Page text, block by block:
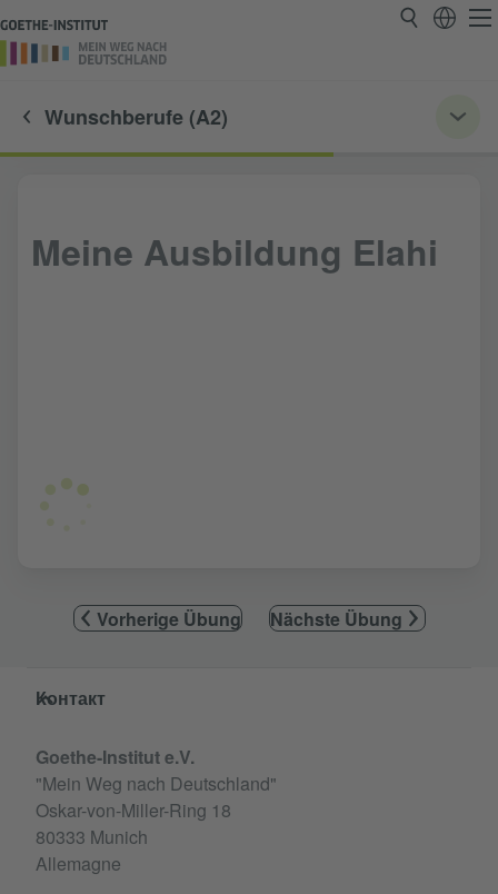
Wunschberufe (A2)
Meine Ausbildung Elahi
Vorherige Übung Nächste Übung
Service- und Informationsbereich
Контакт
Goethe-Institut e.V.
"Mein Weg nach Deutschland"
Oskar-von-Miller-Ring 18
80333 Munich
Allemagne